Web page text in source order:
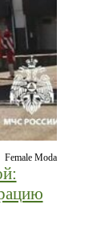
Female Moda